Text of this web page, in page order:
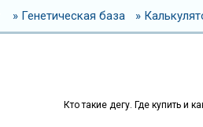
» Генетическая база »
Кто такие дегу. Где купить и